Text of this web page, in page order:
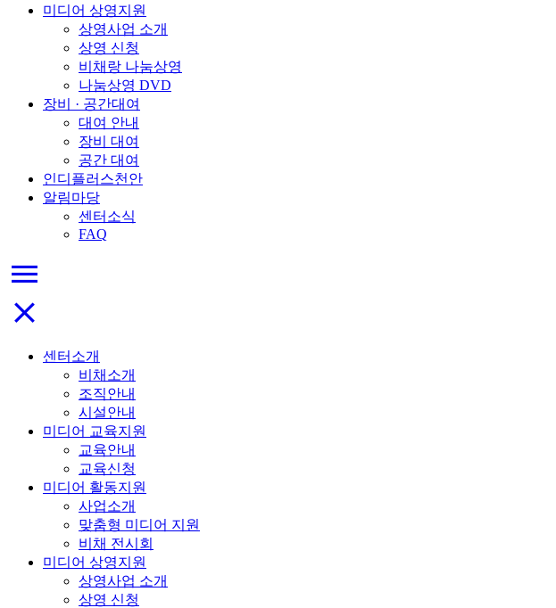
미디어 상영지원
상영사업 소개
상영 신청
비채랑 나눔상영
나눔상영 DVD
장비 · 공간대여
대여 안내
장비 대여
공간 대여
인디플러스천안
알림마당
센터소식
FAQ
menu
close
센터소개
비채소개
조직안내
시설안내
미디어 교육지원
교육안내
교육신청
미디어 활동지원
사업소개
맞춤형 미디어 지원
비채 전시회
미디어 상영지원
상영사업 소개
상영 신청